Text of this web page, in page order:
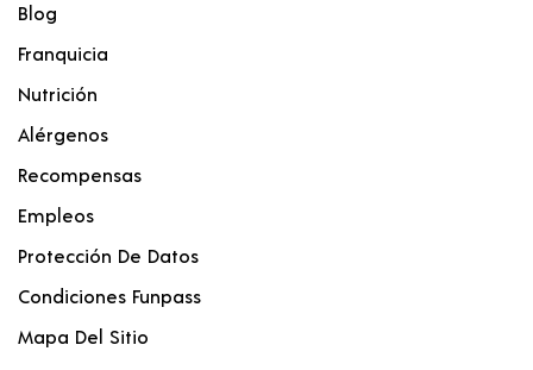
Blog
Franquicia
Nutrición
Alérgenos
Recompensas
Empleos
Protección De Datos
Condiciones Funpass
Mapa Del Sitio